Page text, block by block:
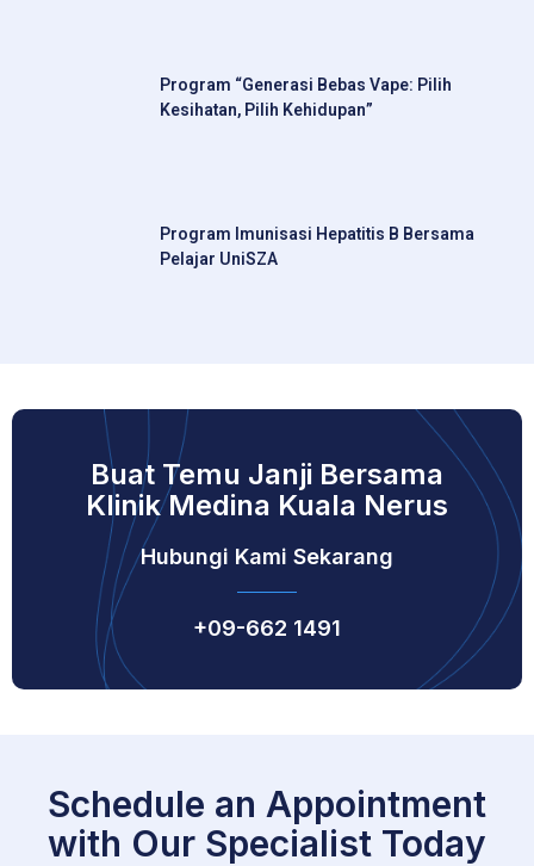
Program “Generasi Bebas Vape: Pilih
Kesihatan, Pilih Kehidupan”
Program Imunisasi Hepatitis B Bersama
Pelajar UniSZA
Buat Temu Janji Bersama
Klinik Medina Kuala Nerus
Hubungi Kami Sekarang
+09-662 1491
Schedule an Appointment
with Our Specialist Today